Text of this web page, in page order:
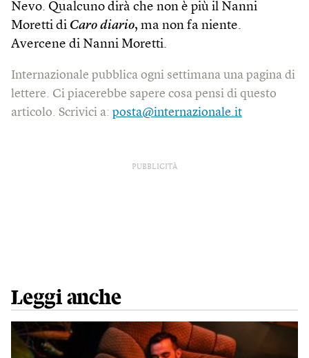
Nevo. Qualcuno dirà che non è più il Nanni
Moretti di Caro diario, ma non fa niente.
Avercene di Nanni Moretti.
Internazionale pubblica ogni settimana una pagina di
lettere. Ci piacerebbe sapere cosa pensi di questo
articolo. Scrivici a: posta@internazionale.it
PUBBLICITÀ
Leggi anche